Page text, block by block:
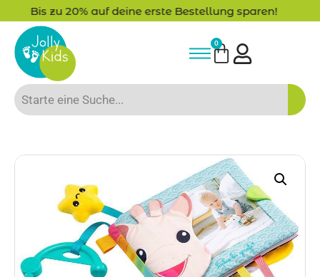
sparen! -15% Neukunden-Rabatt -
0